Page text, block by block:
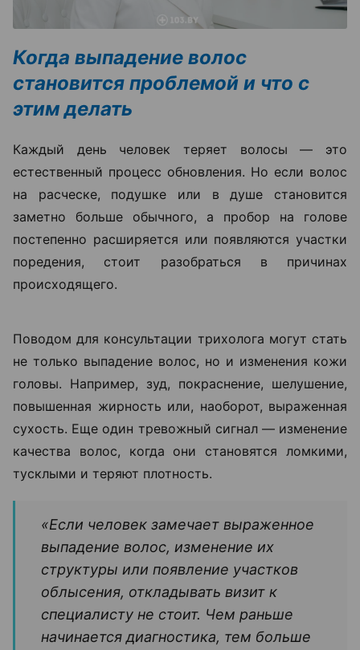
Когда выпадение волос
становится проблемой и что с
этим делать
Каждый день человек теряет волосы — это
естественный процесс обновления. Но если волос
на расческе, подушке или в душе становится
заметно больше обычного, а пробор на голове
постепенно расширяется или появляются участки
поредения, стоит разобраться в причинах
происходящего.
не только выпадение волос, но и изменения кожи
головы. Например, зуд, покраснение, шелушение,
повышенная жирность или, наоборот, выраженная